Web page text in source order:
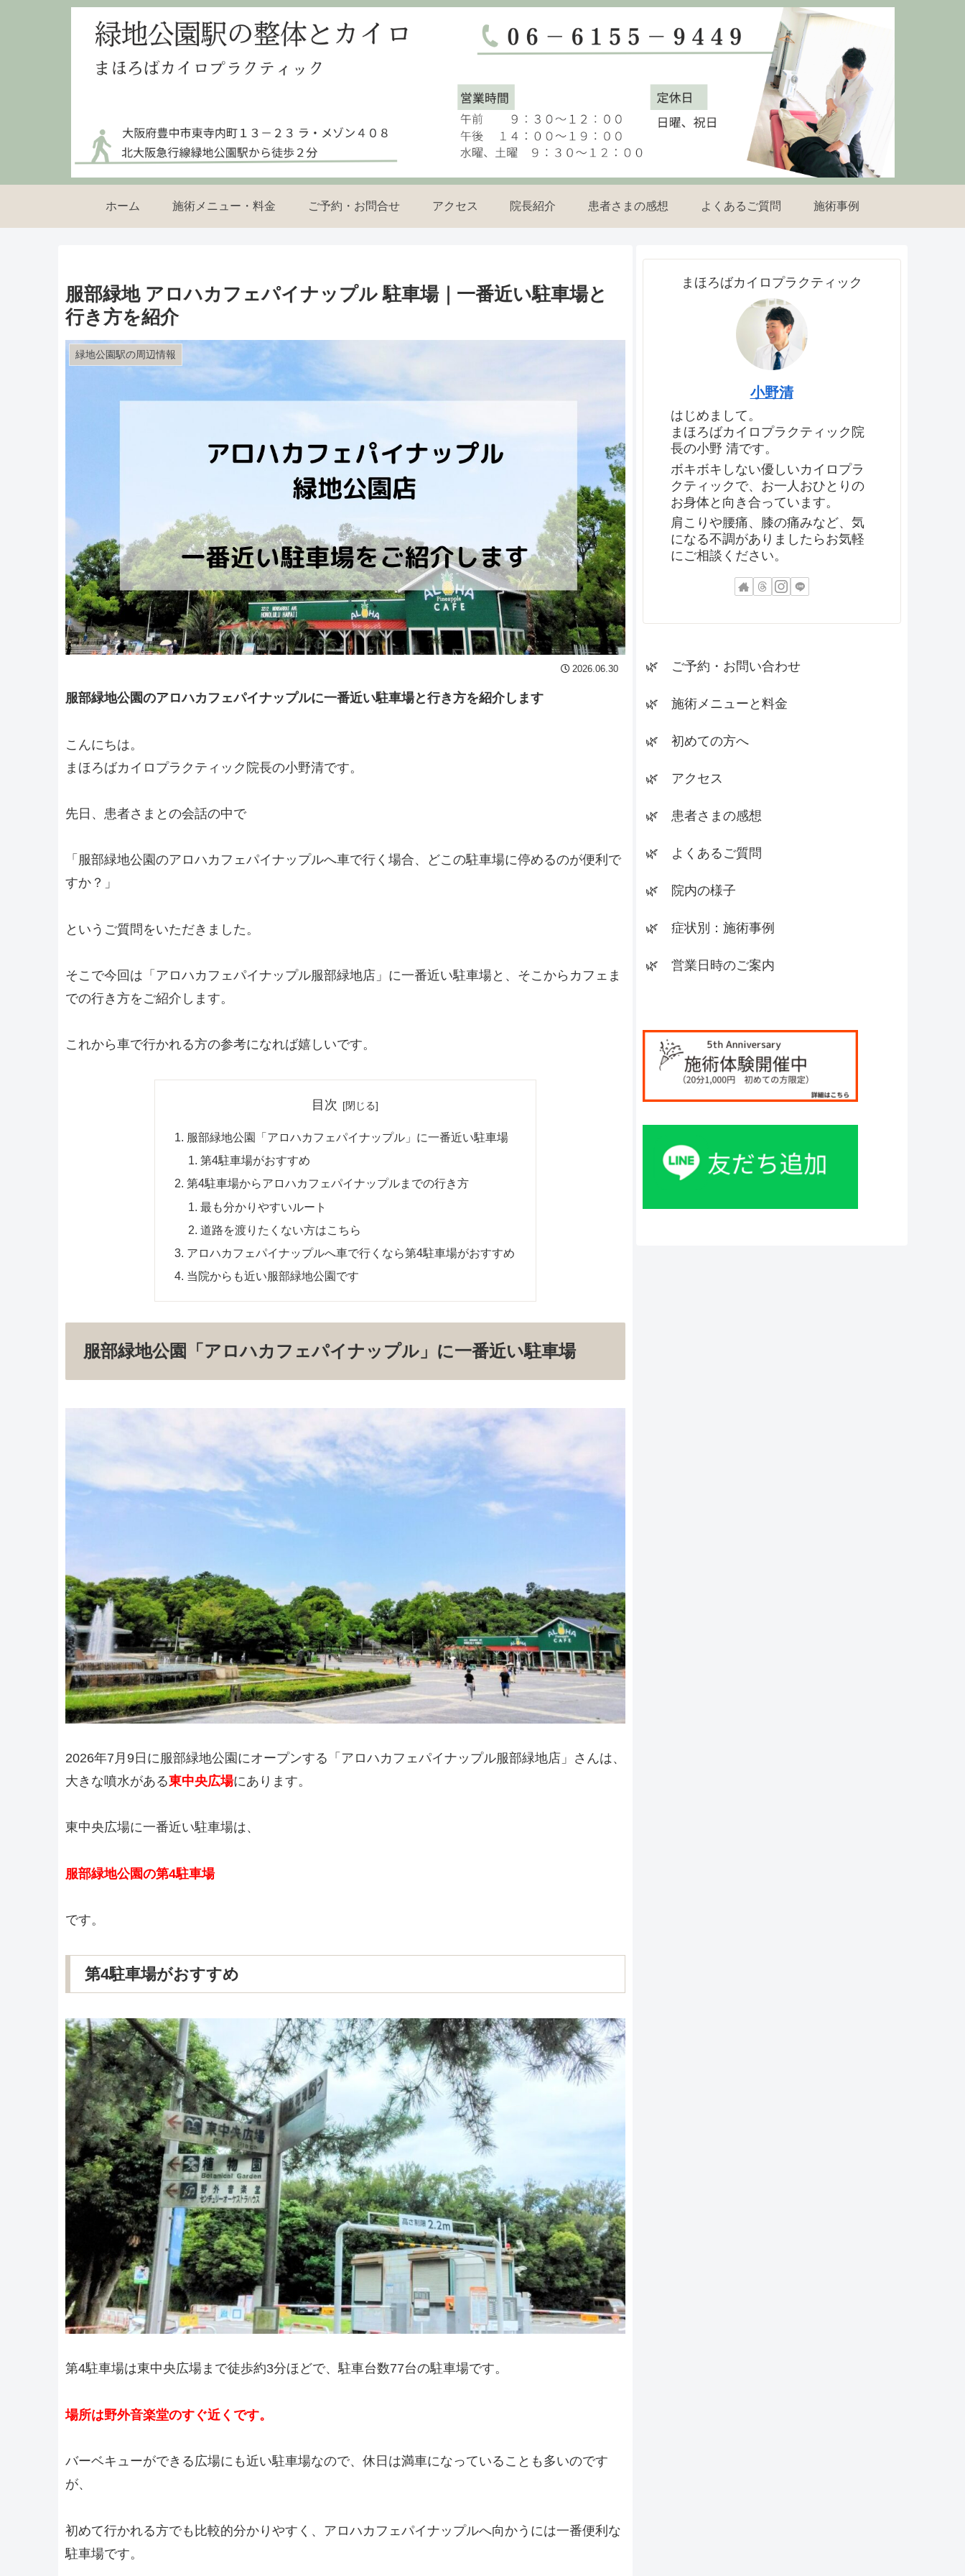
ホーム 施術メニュー・料金 ご予約・お問合せ アクセス 院長紹介 患者さまの感想 よくあるご質問 施術事例
服部緑地 アロハカフェパイナップル 駐車場｜一番近い駐車場と
行き方を紹介
緑地公園駅の周辺情報
2026.06.30
服部緑地公園のアロハカフェパイナップルに一番近い駐車場と行き方を紹介します
こんにちは。
まほろばカイロプラクティック院長の小野清です。
先日、患者さまとの会話の中で
「服部緑地公園のアロハカフェパイナップルへ車で行く場合、どこの駐車場に停めるのが便利で
すか？」
というご質問をいただきました。
そこで今回は「アロハカフェパイナップル服部緑地店」に一番近い駐車場と、そこからカフェま
での行き方をご紹介します。
これから車で行かれる方の参考になれば嬉しいです。
目次
服部緑地公園「アロハカフェパイナップル」に一番近い駐車場
第4駐車場がおすすめ
第4駐車場からアロハカフェパイナップルまでの行き方
最も分かりやすいルート
道路を渡りたくない方はこちら
アロハカフェパイナップルへ車で行くなら第4駐車場がおすすめ
当院からも近い服部緑地公園です
服部緑地公園「アロハカフェパイナップル」に一番近い駐車場
2026年7月9日に服部緑地公園にオープンする「アロハカフェパイナップル服部緑地店」さんは、
大きな噴水がある東中央広場にあります。
東中央広場に一番近い駐車場は、
服部緑地公園の第4駐車場
です。
第4駐車場がおすすめ
第4駐車場は東中央広場まで徒歩約3分ほどで、駐車台数77台の駐車場です。
場所は野外音楽堂のすぐ近くです。
バーベキューができる広場にも近い駐車場なので、休日は満車になっていることも多いのです
が、
初めて行かれる方でも比較的分かりやすく、アロハカフェパイナップルへ向かうには一番便利な
駐車場です。
まほろばカイロプラクティック
小野清
はじめまして。
まほろばカイロプラクティック院
長の小野 清です。
ボキボキしない優しいカイロプラ
クティックで、お一人おひとりの
お身体と向き合っています。
肩こりや腰痛、膝の痛みなど、気
になる不調がありましたらお気軽
にご相談ください。
🌿 ご予約・お問い合わせ
🌿 施術メニューと料金
🌿 初めての方へ
🌿 アクセス
🌿 患者さまの感想
🌿 よくあるご質問
🌿 院内の様子
🌿 症状別：施術事例
🌿 営業日時のご案内